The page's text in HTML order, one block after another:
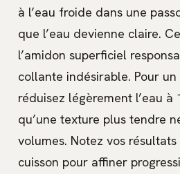
à l’eau froide dans une
que l’eau devienne claire.
l’amidon superficiel
collante indésirable. Pour
réduisez légèrement l’eau à
qu’une texture plus tendre
volumes. Notez vos
cuisson pour affiner